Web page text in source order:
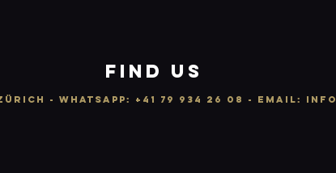
FIND US
- WhatsApp: +41 79 934 26 08 - email: info